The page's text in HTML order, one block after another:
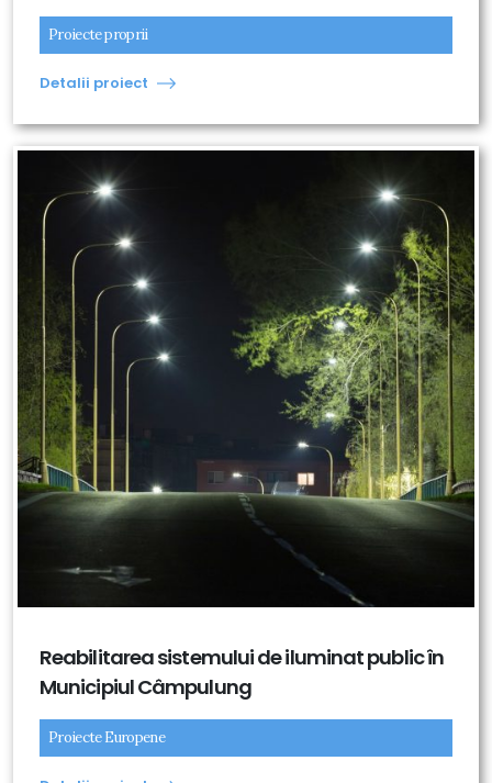
Proiecte proprii
Detalii proiect
Reabilitarea sistemului de iluminat public în
Municipiul Câmpulung
Proiecte Europene